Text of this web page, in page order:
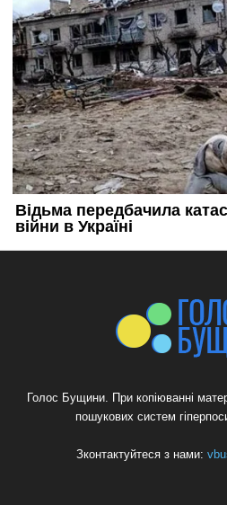
Голос Бущини. При копіюванні
пошукових систем
Зконтактуйтеся з нами: